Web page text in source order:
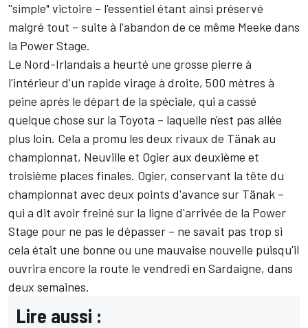
''simple" victoire – l'essentiel étant ainsi préservé
malgré tout – suite à l'abandon de ce même Meeke dans
la Power Stage.
Le Nord-Irlandais a heurté une grosse pierre à
l'intérieur d'un rapide virage à droite, 500 mètres à
peine après le départ de la spéciale, qui a cassé
quelque chose sur la Toyota – laquelle n'est pas allée
plus loin. Cela a promu les deux rivaux de Tänak au
championnat, Neuville et Ogier aux deuxième et
troisième places finales. Ogier, conservant la tête du
championnat avec deux points d'avance sur Tänak –
qui a dit avoir freiné sur la ligne d'arrivée de la Power
Stage pour ne pas le dépasser – ne savait pas trop si
cela était une bonne ou une mauvaise nouvelle puisqu'il
ouvrira encore la route le vendredi en Sardaigne, dans
deux semaines.
Lire aussi :